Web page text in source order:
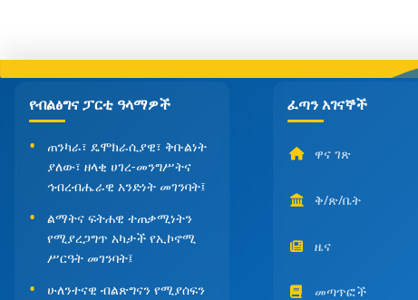
የብልፅግና ፓርቲ ዓላማዎች
ጠንካራ፣ ዴሞክራሲያዊ፣ ቅቡልነት
ያለው፣ ዘላቂ ሀገረ-መንግሥትና
ኅብረብሔራዊ አንድነት መገንባት፤
ልማትና ፍትሐዊ ተጠቃሚነትን
የሚያረጋግጥ አካታች የኢኮኖሚ
ሥርዓት መገንባት፤
ሁለንተናዊ ብልጽግናን የሚያሰፍን
ፈጣን አገናኞች
ዋና ገጽ
ቅ/ጽ/ቤት
ዜና
መጣጥፎች